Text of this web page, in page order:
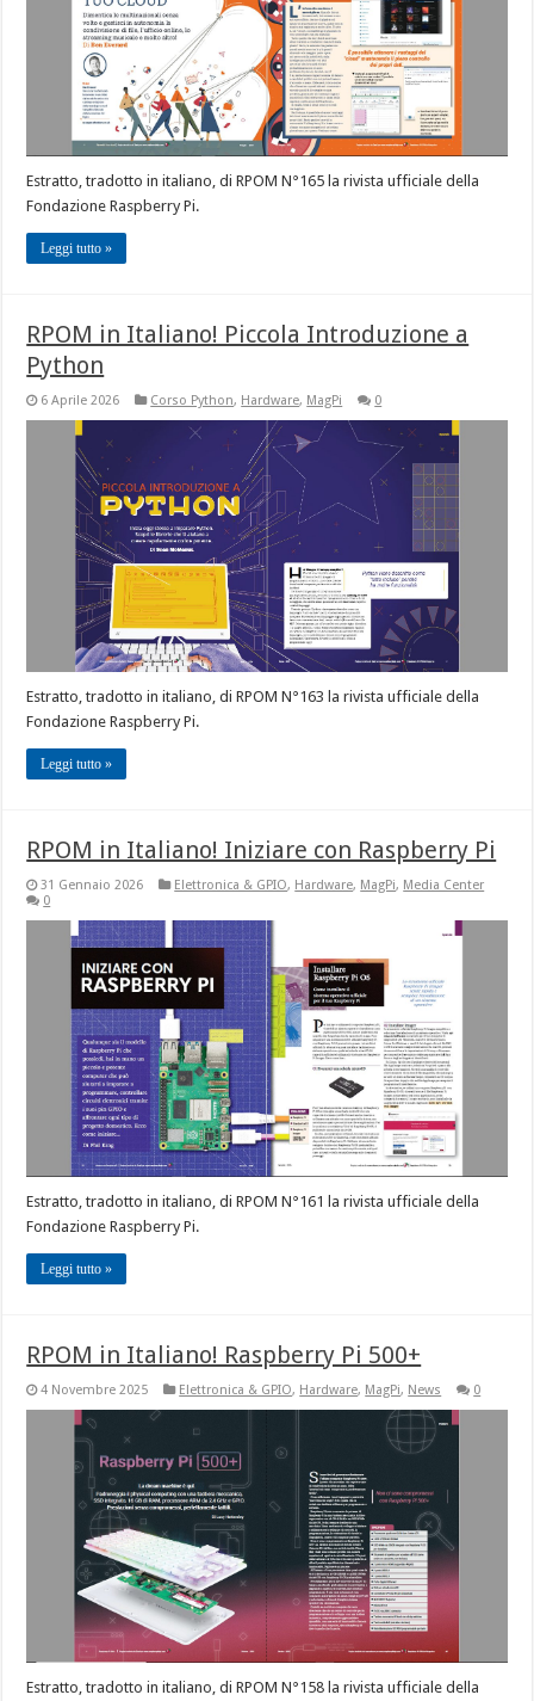
Estratto, tradotto in italiano, di RPOM N°165 la rivista ufficiale della
Fondazione Raspberry Pi.
Leggi tutto »
RPOM in Italiano! Piccola Introduzione a
Python
6 Aprile 2026 Corso Python, Hardware, MagPi 0
Estratto, tradotto in italiano, di RPOM N°163 la rivista ufficiale della
Fondazione Raspberry Pi.
Leggi tutto »
RPOM in Italiano! Iniziare con Raspberry Pi
31 Gennaio 2026 Elettronica & GPIO, Hardware, MagPi, Media Center
0
Estratto, tradotto in italiano, di RPOM N°161 la rivista ufficiale della
Fondazione Raspberry Pi.
Leggi tutto »
RPOM in Italiano! Raspberry Pi 500+
4 Novembre 2025 Elettronica & GPIO, Hardware, MagPi, News 0
Estratto, tradotto in italiano, di RPOM N°158 la rivista ufficiale della